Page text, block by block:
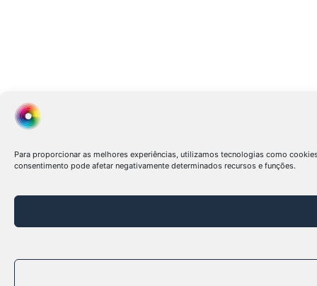
Para proporcionar as melhores experiências, utilizamos tecnologias como
consentimento pode afetar negativamente determinados recursos e funções.